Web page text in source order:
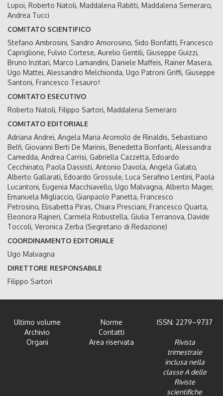
Lupoi, Roberto Natoli, Maddalena Rabitti, Maddalena Semeraro,
Andrea Tucci
COMITATO SCIENTIFICO
Stefano Ambrosini, Sandro Amorosino, Sido Bonfatti, Francesco
Capriglione, Fulvio Cortese, Aurelio Gentili, Giuseppe Guizzi,
Bruno Inzitari, Marco Lamandini, Daniele Maffeis, Rainer Masera,
Ugo Mattei, Alessandro Melchionda, Ugo Patroni Griffi, Giuseppe
Santoni, Francesco Tesauro†
COMITATO ESECUTIVO
Roberto Natoli, Filippo Sartori, Maddalena Semeraro
COMITATO EDITORIALE
Adriana Andrei, Angela Maria Aromolo de Rinaldis, Sebastiano
Belfi, Giovanni Berti De Marinis, Benedetta Bonfanti, Alessandra
Camedda, Andrea Carrisi, Gabriella Cazzetta, Edoardo
Cecchinato, Paola Dassisti, Antonio Davola, Angela Galato,
Alberto Gallarati, Edoardo Grossule, Luca Serafino Lentini, Paola
Lucantoni, Eugenia Macchiavello, Ugo Malvagna, Alberto Mager,
Emanuela Migliaccio, Gianpaolo Panetta, Francesco
Petrosino, Elisabetta Piras, Chiara Presciani, Francesco Quarta,
Eleonora Rajneri, Carmela Robustella, Giulia Terranova, Davide
Toccoli, Veronica Zerba (Segretario di Redazione)
COORDINAMENTO EDITORIALE
Ugo Malvagna
DIRETTORE RESPONSABILE
Filippo Sartori
Ultimo volume
Archivio
Organi
Norme
Contatti
Area riservata
ISSN: 2279–9737
Rivista
trimestrale
inclusa nella
classe A delle
Riviste
scientifiche